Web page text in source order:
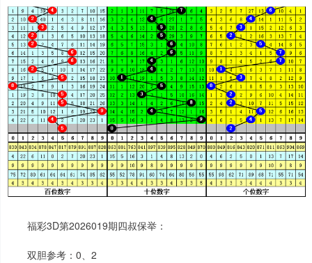
福彩3D第2026019期四叔保举：
双胆参考：0、2